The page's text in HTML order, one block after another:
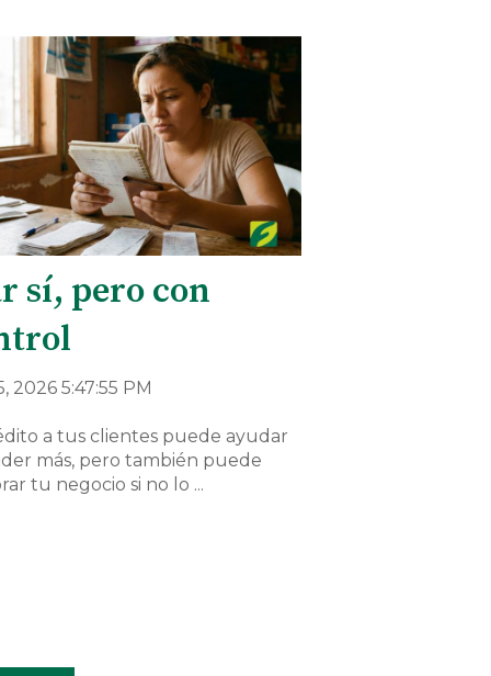
sí, pero con
2026 5:47:55 PM
a tus clientes puede ayudar
más, pero también puede
tu negocio si no lo ...